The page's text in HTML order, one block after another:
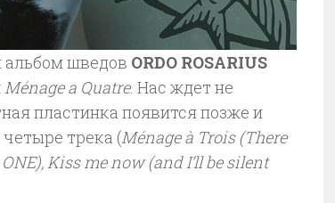
шведов ORDO ROSARIUS
Ménage a Quatre. Нас ждет не
пластинка появится позже и
трека (Ménage à Trois (There
Kiss me now (and I’ll be silent